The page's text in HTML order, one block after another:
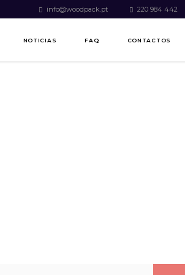
info@woodpack.pt 220 984 442
NOTICIAS FAQ CONTACTOS